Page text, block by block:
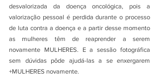
desvalorizada da doença oncológica, pois a
valorização pessoal é perdida durante o processo
de luta contra a doença e a partir desse momento
as mulheres têm de reaprender a serem
novamente MULHERES. E a sessão fotográfica
sem dúvidas pôde ajudá-las a se enxergarem
+MULHERES novamente.